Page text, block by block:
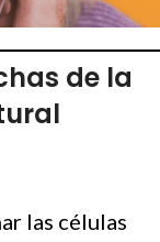
de la
las células